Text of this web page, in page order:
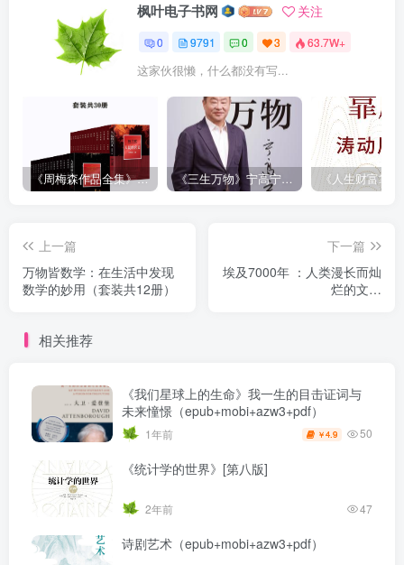
枫叶电子书网 关注
0 9791 0 3 63.7W+
这家伙很懒，什么都没有写...
《周梅森作品全集》[共30册] 《三生万物》宁高宁（epub+mobi+azw3+pdf）
上一篇
万物皆数学：在生活中发现
数学的妙用（套装共12册）
下一篇
埃及7000年 ：人类漫长而灿
烂的文明
相关推荐
《我们星球上的生命》我一生的目击证词与
未来憧憬（epub+mobi+azw3+pdf）
1年前 ￥4.9 50
《统计学的世界》[第八版]
2年前 47
诗剧艺术（epub+mobi+azw3+pdf）